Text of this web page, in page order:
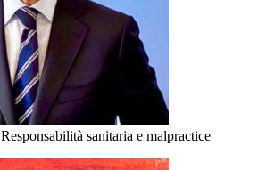
Responsabilità sanitaria e malpractice